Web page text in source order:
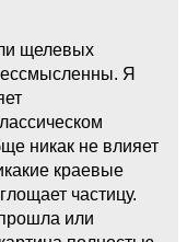
щелевых
Я
никак не влияет
краевые
частицу.
или